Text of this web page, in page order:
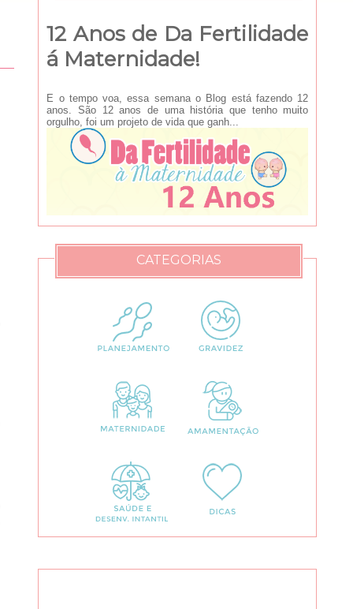
12 Anos de Da Fertilidade
á Maternidade!
E o tempo voa, essa semana o Blog está fazendo 12
anos. São 12 anos de uma história que tenho muito
orgulho, foi um projeto de vida que ganh...
CATEGORIAS